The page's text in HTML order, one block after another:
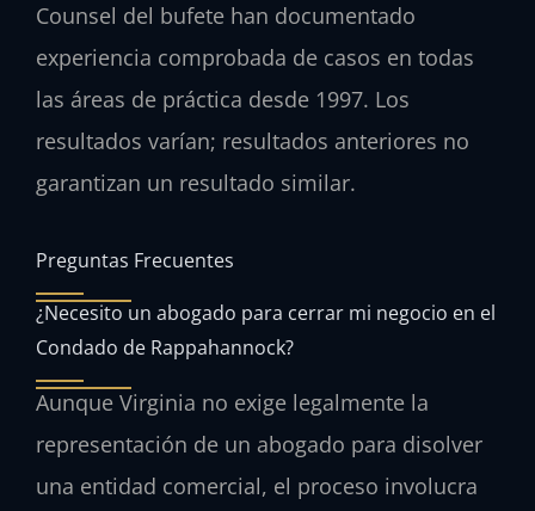
Counsel del bufete han documentado
experiencia comprobada de casos en todas
las áreas de práctica desde 1997. Los
resultados varían; resultados anteriores no
garantizan un resultado similar.
Preguntas Frecuentes
¿Necesito un abogado para cerrar mi negocio en el
Condado de Rappahannock?
Aunque Virginia no exige legalmente la
representación de un abogado para disolver
una entidad comercial, el proceso involucra